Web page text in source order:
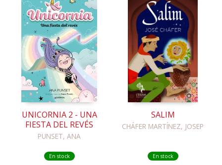
UNICORNIA 2 - UNA
FIESTA DEL REVÉS
PUNSET, ANA
En stock
SALIM
CHÁFER MARTÍNEZ, JOSEP
En stock